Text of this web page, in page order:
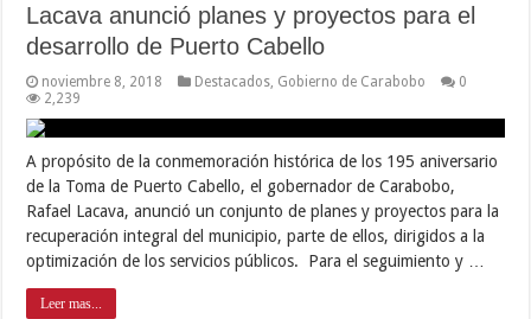
Lacava anunció planes y proyectos para el
desarrollo de Puerto Cabello
noviembre 8, 2018 Destacados Gobierno de Carabobo
0
2,239
A propósito de la conmemoración histórica de los 195 aniversario
de la Toma de Puerto Cabello, el gobernador de Carabobo,
Rafael Lacava, anunció un conjunto de planes y proyectos para la
recuperación integral del municipio, parte de ellos, dirigidos a la
optimización de los servicios públicos. Para el seguimiento y …
Leer mas...